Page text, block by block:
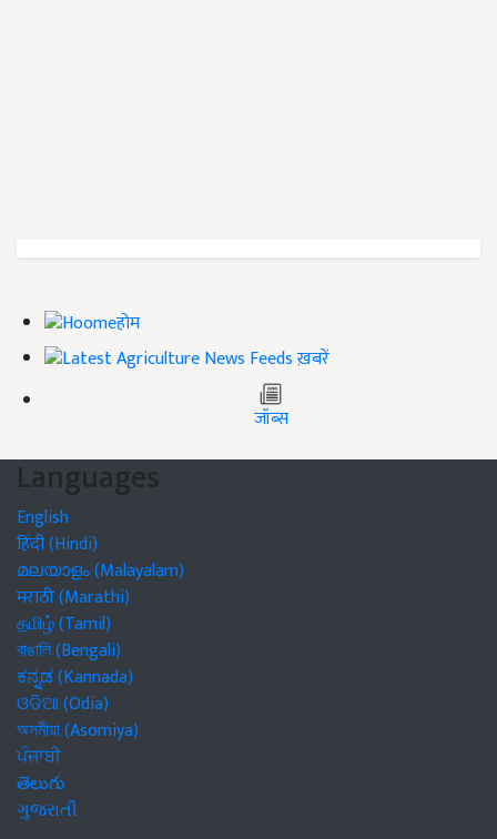
होम
ख़बरें
जॉब्स
Languages
English
हिंदी (Hindi)
മലയാളം (Malayalam)
मराठी (Marathi)
தமிழ் (Tamil)
বাঙালি (Bengali)
ಕನ್ನಡ (Kannada)
ଓଡିଆ (Odia)
অসমীয়া (Asomiya)
ਪੰਜਾਬੀ
తెలుగు
ગુજરાતી